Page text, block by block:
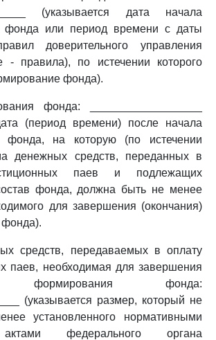
(указывается дата начала
фонда или период времени с даты
доверительного управления
- правила), по истечении которого
фонда).
фонда: __________________
(период времени) после начала
фонда, на которую (по истечении
денежных средств, переданных в
паев и подлежащих
фонда, должна быть не менее
для завершения (окончания)
средств, передаваемых в оплату
паев, необходимая для завершения
формирования фонда:
(указывается размер, который не
установленного нормативными
федерального органа